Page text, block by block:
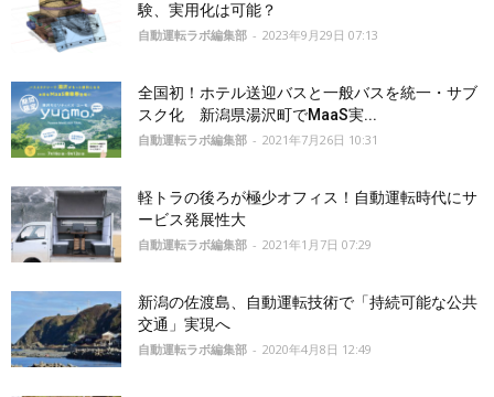
験、実用化は可能？
自動運転ラボ編集部 - 2023年9月29日 07:13
全国初！ホテル送迎バスと一般バスを統一・サブ
スク化 新潟県湯沢町でMaaS実...
自動運転ラボ編集部 - 2021年7月26日 10:31
軽トラの後ろが極少オフィス！自動運転時代にサ
ービス発展性大
自動運転ラボ編集部 - 2021年1月7日 07:29
新潟の佐渡島、自動運転技術で「持続可能な公共
交通」実現へ
自動運転ラボ編集部 - 2020年4月8日 12:49